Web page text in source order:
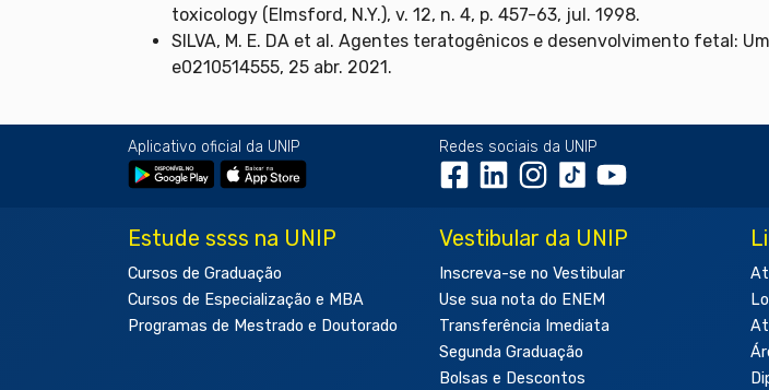
toxicology (Elmsford, N.Y.), v. 12, n. 4, p. 457-63, jul. 1998.
SILVA, M. E. DA et al. Agentes teratogênicos e desenvolvimento fetal:
e0210514555, 25 abr. 2021.
Aplicativo oficial da UNIP Redes sociais da UNIP
Estude ssss na UNIP
Cursos de Graduação
Cursos de Especialização e MBA
Programas de Mestrado e Doutorado
Vestibular da UNIP
Inscreva-se no Vestibular
Use sua nota do ENEM
Transferência Imediata
Segunda Graduação
Bolsas e Descontos